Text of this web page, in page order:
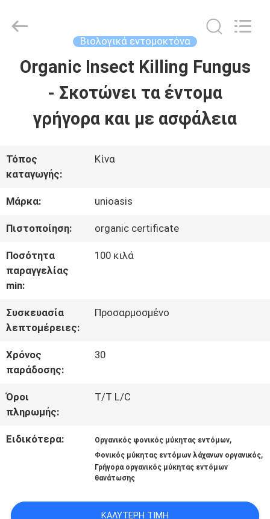
ΣΠΊΤΙ
ΠΡΟΪΌΝΤΑ
ΒΊΝΤΕΟ
ΠΕΡΊΠΟΥ
ΕΜΕΊΣ
ΓΎΡΟΣ
ΕΡΓΟΣΤΑΣΊΩΝ
ΠΟΙΟΤΙΚΌΣ
ΈΛΕΓΧΟΣ
ΜΑΣ
ΕΛΆΤΕ
ΜΕ
Biological
Technology
Reserved.
Βιολογικά εντομοκτόνα
Organic Insect Killing Fungus
- Σκοτώνει τα έντομα
γρήγορα και με ασφάλεια
Τόπος
καταγωγής:
Κίνα
Μάρκα: unioasis
Πιστοποίηση: organic certificate
Ποσότητα
παραγγελίας
min:
100 κιλά
Συσκευασία
λεπτομέρειες:
Προσαρμοσμένο
Χρόνος
παράδοσης:
30
Όροι
πληρωμής:
T/T L/C
Ειδικότερα: Οργανικός φονικός μύκητας εντόμων,
Φονικός μύκητας εντόμων λάχανων οργανικός,
Γρήγορα οργανικός μύκητας εντόμων
θανάτωσης
ΚΑΛΎΤΕΡΗ ΤΙΜΉ